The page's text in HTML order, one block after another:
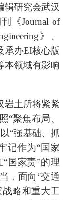
辑研究会武汉
《Journal of
》、
承办EI核心版
本领域有影响
岩土所将紧紧
“聚焦布局、
“强基础、抓
记作为“国家
“国家责”的理
，面向“交通
战略和重大工